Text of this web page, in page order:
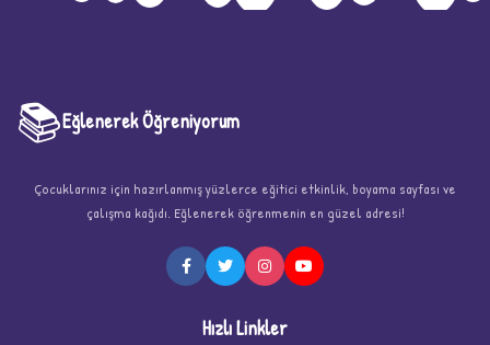
📚Eğlenerek Öğreniyorum
Çocuklarınız için hazırlanmış yüzlerce eğitici etkinlik, boyama sayfası ve
çalışma kağıdı. Eğlenerek öğrenmenin en güzel adresi!
Hızlı Linkler